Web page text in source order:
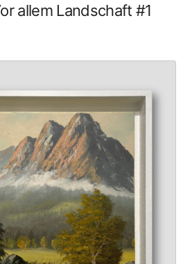
allem Landschaft #1